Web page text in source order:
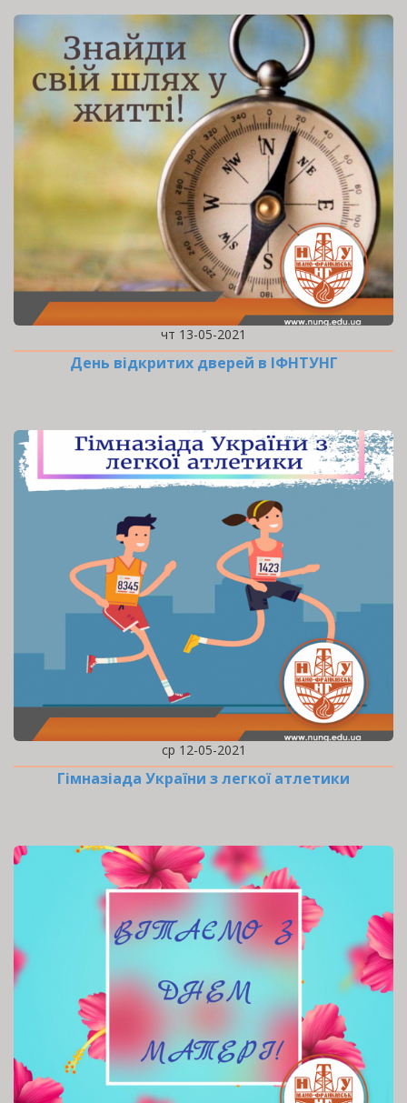
чт 13-05-2021
День відкритих дверей в ІФНТУНГ
ср 12-05-2021
Гімназіада України з легкої атлетики